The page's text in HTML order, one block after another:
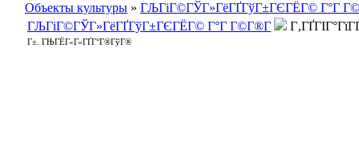
Объекты культуры » ГЉГіГ©ГЎГ»ГёГҐГўГ±ГЄГЁГ© Г°Г
ГЉГіГ©ГЎГ»ГёГҐГўГ±ГЄГЁГ© Г°Г Г©Г®Г­
Г±. ГЊГЁГ«Г«ГҐГ°Г®ГўГ®